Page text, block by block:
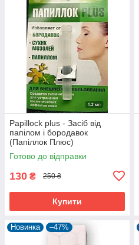
Papillock plus - Засіб від
папілом і бородавок
(Папіллок Плюс)
Готово до відправки
130 ₴ 250 ₴
Купити
Новинка –47%